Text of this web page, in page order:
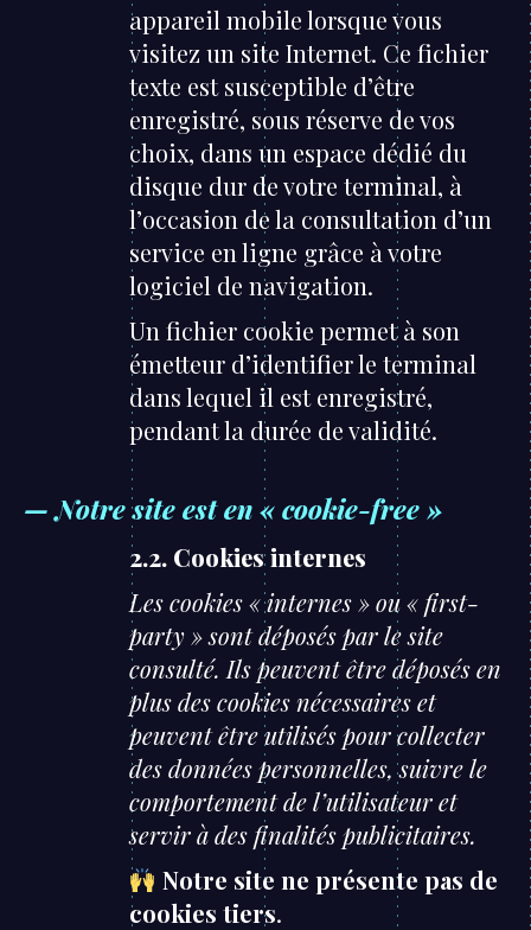
appareil mobile lorsque vous
visitez un site Internet. Ce fichier
texte est susceptible d’être
enregistré, sous réserve de vos
choix, dans un espace dédié du
disque dur de votre terminal, à
l’occasion de la consultation d’un
service en ligne grâce à votre
logiciel de navigation.
Un fichier cookie permet à son
émetteur d’identifier le terminal
dans lequel il est enregistré,
pendant la durée de validité.
— Notre site est en « cookie-free »
2.2. Cookies internes
Les cookies « internes » ou « first-
party » sont déposés par le site
consulté. Ils peuvent être déposés en
plus des cookies nécessaires et
peuvent être utilisés pour collecter
des données personnelles, suivre le
comportement de l’utilisateur et
servir à des finalités publicitaires.
Notre site ne présente pas de
cookies tiers.